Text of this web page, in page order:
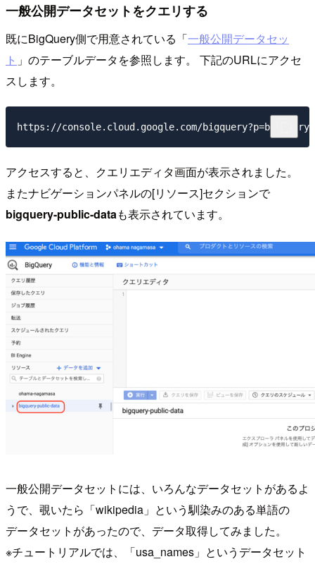
一般公開データセットをクエリする
既にBigQuery側で用意されている「一般公開データセッ
ト 」のテーブルデータを参照します。 下記のURLにアクセ
スします。
アクセスすると、クエリエディタ画面が表示されました。
またナビゲーションパネルの[リソース]セクションで
bigquery-public-dataも表示されています。
一般公開データセットには、いろんなデータセットがあるよ
うで、覗いたら「wikipedia」という馴染みのある単語の
データセットがあったので、データ取得してみました。
※チュートリアルでは、「usa_names」というデータセット